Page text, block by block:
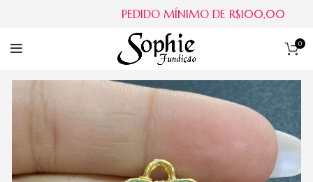
0
PEDIDO MÍNIMO DE R$100,00